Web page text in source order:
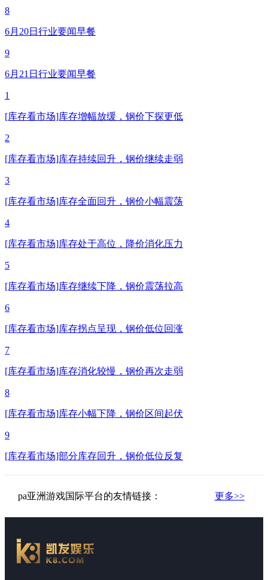
8
6月20日行业要闻早餐
9
6月21日行业要闻早餐
1
[库存看市场]库存增幅放缓，钢价下探更低
2
[库存看市场]库存持续回升，钢价继续走弱
3
[库存看市场]库存全面回升，钢价小幅震荡
4
[库存看市场]库存处于高位，降价消化压力
5
[库存看市场]库存继续下降，钢价震荡拉高
6
[库存看市场]库存拐点呈现，钢价低位回涨
7
[库存看市场]库存消化较慢，钢价再次走弱
8
[库存看市场]库存小幅下降，钢价区间起伏
9
[库存看市场]部分库存回升，钢价低位反复
pa亚洲游戏国际平台的友情链接： 更多>>